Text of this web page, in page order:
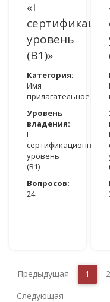
«I
уровень
(B1)»
Категория:
Имя
прилагательное
Уровень
владения:
I
сертификационный
уровень
(B1)
Вопросов:
24
Предыдущая 1 2
Следующая